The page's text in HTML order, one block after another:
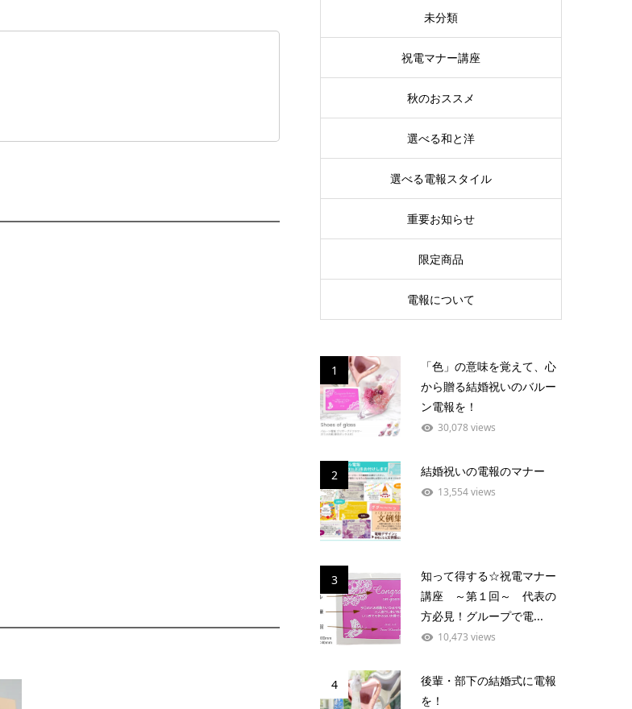
未分類
祝電マナー講座
秋のおススメ
選べる和と洋
選べる電報スタイル
重要お知らせ
限定商品
電報について
1
「色」の意味を覚えて、心
から贈る結婚祝いのバルー
ン電報を！
30,078 views
2 結婚祝いの電報のマナー
13,554 views
3
知って得する☆祝電マナー
講座 ～第１回～ 代表の
方必見！グループで電...
10,473 views
4
後輩・部下の結婚式に電報
を！